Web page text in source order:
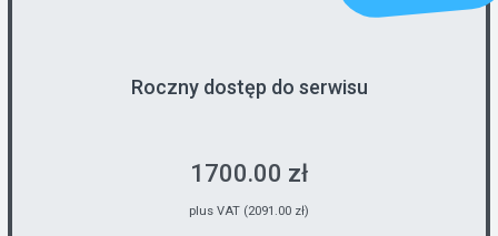
Roczny dostęp do serwisu
1700.00 zł
plus VAT (2091.00 zł)